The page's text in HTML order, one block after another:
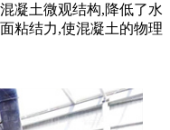
凝土微观结构,降低了水
粘结力,使混凝土的物理